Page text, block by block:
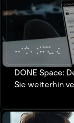
DONE Space:
Sie weiterhin